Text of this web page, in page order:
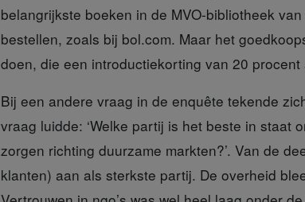
belangrijkste boeken in de MVO-bibliotheek
bestellen, zoals bij bol.com. Maar het
doen, die een introductiekorting van 20 procent
Bij een andere vraag in de enquête tekende
vraag luidde: ‘Welke partij is het beste in staat
zorgen richting duurzame markten?’. Van de
klanten) aan als sterkste partij. De overheid